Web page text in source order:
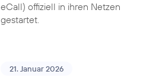
eCall) offiziell in ihren Netzen
gestartet.
21. Januar 2026